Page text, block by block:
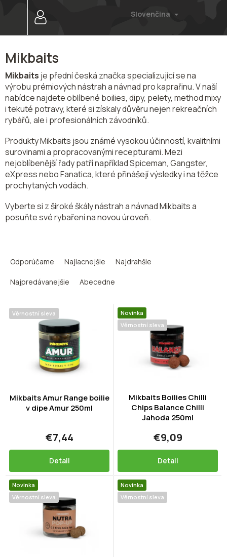
Slovenčina
Mikbaits
Mikbaits je přední česká značka specializující se na
výrobu prémiových nástrah a návnad pro kaprařinu. V naší
nabídce najdete oblíbené boilies, dipy, pelety, method mixy
i tekuté potravy, které si získaly důvěru nejen rekreačních
rybářů, ale i profesionálních závodníků.
Produkty Mikbaits jsou známé vysokou účinností, kvalitními
surovinami a propracovanými recepturami. Mezi
nejoblíbenější řady patří například Spiceman, Gangster,
eXpress nebo Fanatica, které přinášejí výsledky i na těžce
prochytaných vodách.
Vyberte si z široké škály nástrah a návnad Mikbaits a
posuňte své rybaření na novou úroveň.
e
o
Odporúčame Najlacnejšie Najdrahšie
Najpredávanejšie Abecedne
V
ý
d
v
Věrnostní sleva
Mikbaits Amur Range boilie
v dipe Amur 250ml
€7,44
Detail
Novinka
Věrnostní sleva
Mikbaits Boilies Chilli
Chips Balance Chilli
Jahoda 250ml
€9,09
Detail
Novinka
Věrnostní sleva
Novinka
Věrnostní sleva